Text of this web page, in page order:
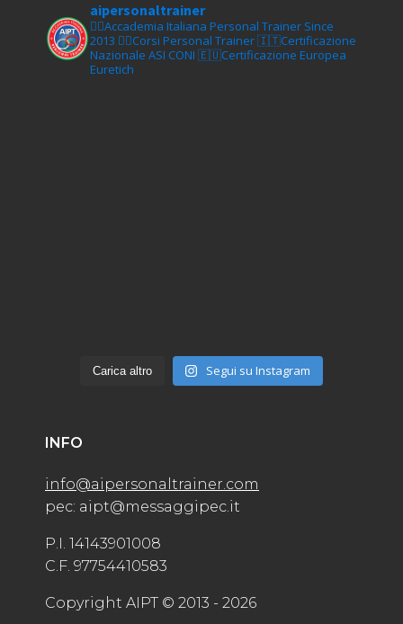
aipersonaltrainer
🏋‍♀️Accademia Italiana Personal Trainer Since
2013 🏋‍♂️Corsi Personal Trainer🇮🇹Certificazione
Nazionale ASI CONI 🇪🇺Certificazione Europea
Euretich
Carica altro Segui su Instagram
INFO
info@aipersonaltrainer.com
pec: aipt@messaggipec.it
P.I. 14143901008
C.F. 97754410583
Copyright AIPT © 2013 - 2026